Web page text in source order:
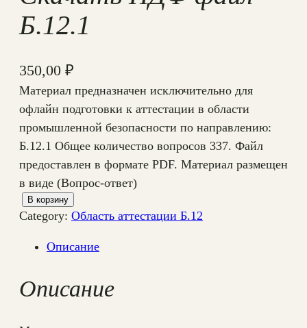
Б.12.1
350,00 ₽
Материал предназначен исключительно для
офлайн подготовки к аттестации в области
промышленной безопасности по направлению:
Б.12.1 Общее количество вопросов 337. Файл
предоставлен в формате PDF. Материал размещен
в виде (Вопрос-ответ)
о
е
В корзину
Category: Область аттестации Б.12
Описание
Описание